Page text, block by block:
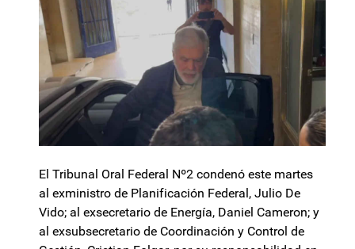
El Tribunal Oral Federal Nº2 condenó este martes
al exministro de Planificación Federal, Julio De
Vido; al exsecretario de Energía, Daniel Cameron; y
al exsubsecretario de Coordinación y Control de